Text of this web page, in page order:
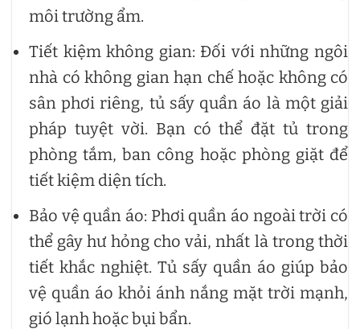
môi trường ẩm.
Tiết kiệm không gian: Đối với những ngôi
nhà có không gian hạn chế hoặc không có
sân phơi riêng, tủ sấy quần áo là một giải
pháp tuyệt vời. Bạn có thể đặt tủ trong
phòng tắm, ban công hoặc phòng giặt để
tiết kiệm diện tích.
Bảo vệ quần áo: Phơi quần áo ngoài trời có
thể gây hư hỏng cho vải, nhất là trong thời
tiết khắc nghiệt. Tủ sấy quần áo giúp bảo
vệ quần áo khỏi ánh nắng mặt trời mạnh,
gió lạnh hoặc bụi bẩn.